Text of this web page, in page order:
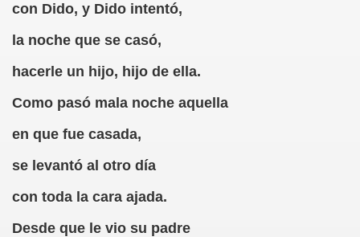
con Dido, y Dido intentó,
la noche que se casó,
hacerle un hijo, hijo de ella.
Como pasó mala noche aquella
en que fue casada,
se levantó al otro día
con toda la cara ajada.
Desde que le vio su padre